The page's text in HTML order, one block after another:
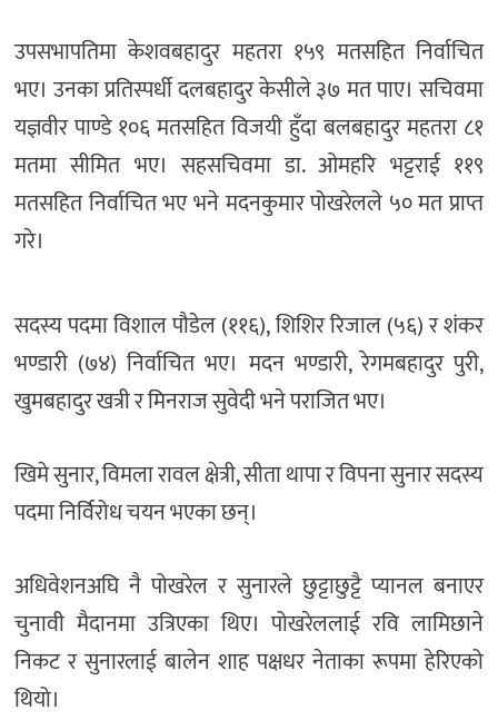
उपसभापतिमा केशवबहादुर महतरा १५९ मतसहित निर्वाचित
भए। उनका प्रतिस्पर्धी दलबहादुर केसीले ३७ मत पाए। सचिवमा
यज्ञवीर पाण्डे १०६ मतसहित विजयी हुँदा बलबहादुर महतरा ८१
मतमा सीमित भए। सहसचिवमा डा. ओमहरि भट्टराई ११९
मतसहित निर्वाचित भए भने मदनकुमार पोखरेलले ५० मत प्राप्त
गरे।
सदस्य पदमा विशाल पौडेल (११६), शिशिर रिजाल (५६) र शंकर
भण्डारी (७४) निर्वाचित भए। मदन भण्डारी, रेगमबहादुर पुरी,
खुमबहादुर खत्री र मिनराज सुवेदी भने पराजित भए।
खिमे सुनार, विमला रावल क्षेत्री, सीता थापा र विपना सुनार सदस्य
पदमा निर्विरोध चयन भएका छन्।
अधिवेशनअघि नै पोखरेल र सुनारले छुट्टाछुट्टै प्यानल बनाएर
चुनावी मैदानमा उत्रिएका थिए। पोखरेललाई रवि लामिछाने
निकट र सुनारलाई बालेन शाह पक्षधर नेताका रूपमा हेरिएको
थियो।